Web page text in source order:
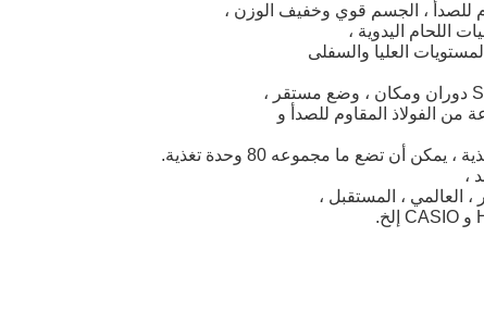
للصدأ ، الجسم قوي وخفيف الوزن ،
اللحام اليدوية ،
العليا والسفلى
من الفولاذ المقاوم للصدأ و
،
العالمي ، المستقبل ،